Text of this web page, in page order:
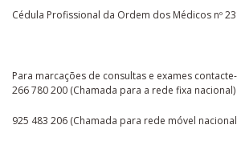
Cédula Profissional da Ordem dos Médicos nº
Para marcações de consultas e exames
266 780 200 (Chamada para a rede fixa nacional)
925 483 206 (Chamada para rede móvel